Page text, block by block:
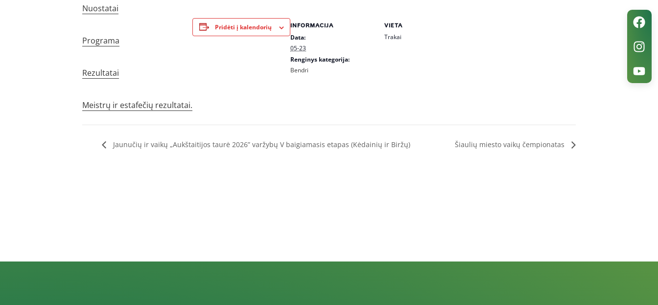
Nuostatai
Programa
Rezultatai
Meistrų ir estafečių rezultatai.
Pridėti į kalendorių INFORMACIJA
Data:
05-23
Renginys kategorija:
Bendri
VIETA
Trakai
Jaunučių ir vaikų „Aukštaitijos taurė 2026” varžybų V baigiamasis etapas (Kėdainių ir Biržų) Šiaulių miesto vaikų čempionatas